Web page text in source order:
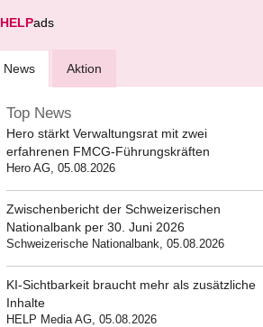
HELPads
News Aktion
Top News
Hero stärkt Verwaltungsrat mit zwei
erfahrenen FMCG-Führungskräften
Hero AG, 05.08.2026
Zwischenbericht der Schweizerischen
Nationalbank per 30. Juni 2026
Schweizerische Nationalbank, 05.08.2026
KI-Sichtbarkeit braucht mehr als zusätzliche
Inhalte
HELP Media AG, 05.08.2026